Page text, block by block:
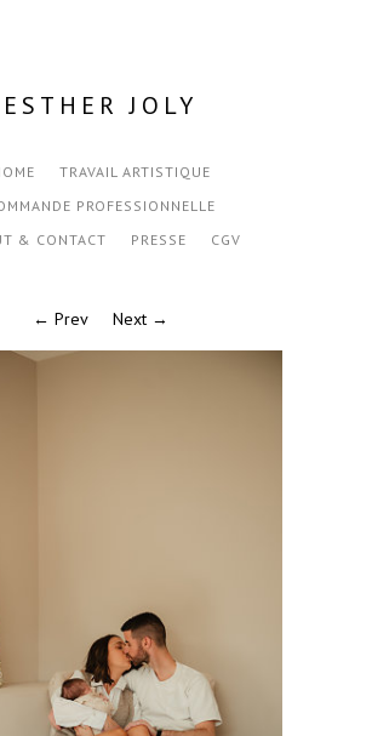
ESTHER JOLY
TRAVAIL ARTISTIQUE
PROFESSIONNELLE
& CONTACT
PRESSE CGV
← Prev Next →